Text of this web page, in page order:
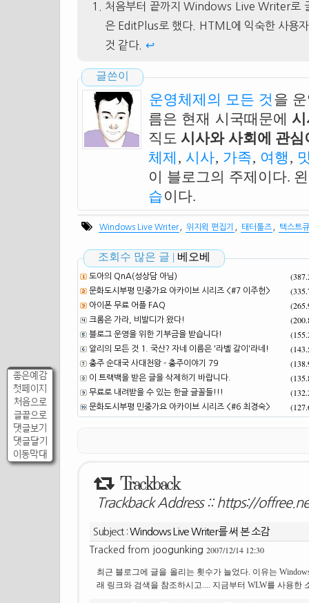
좋은예감
첫페이지
처음으로
글끝으로
댓글보기
댓글달기
이동막대
처음부터 끝까지 Windows Live Writer로
은 EditPlus로 했다. HTML에 익숙한 사용
것 같다. ↩
글쓴이
운영체제의 모든 것 을
름은 현재 시국때문에
직도 시사와 사회에 관
체제 , 시사, 가족, 여행 ,
이 블로그의 주제이다.
습이다.
Windows Live Writer 위지윅 편집기 태터툴즈 텍스트
조회수 많은 글 | 베오베
도아의 QnA(성상담 아님)
문화도시부평 민중가요 아카이브 시리즈 <#7 이주헌>
아이폰 무료 어플 FAQ
크롬은 가라, 비발디가 왔다!
블로그 운영을 위한 기부금을 받습니다!
알리의 모든 것 1. 국산? 자네 이름은 '라벨 갈이'라네!
충주 순대국 사대천왕 - 충주이야기 79
이 트랙백을 받은 글을 삭제하기 바랍니다.
무료로 내려받을 수 있는 한글 글꼴들!!!
문화도시부평 민중가요 아카이브 시리즈 <#6 최경숙>
Trackback
Trackback Address :: https://
Subject : Windows Live Writer를 써 본 소감
Tracked from joogunking 2007/12/14 12:30
최근 블로그에 글을 올리는 횟수가 늘었다. 이유는
래 링크와 검색을 참조하시고.... 지금부터 WLW를 사용한